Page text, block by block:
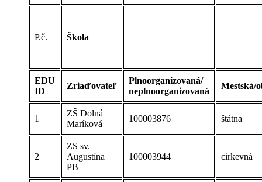
P.č. Škola
EDU
ID
Zriaďovateľ
Plnoorganizovaná/
neplnoorganizovaná
Mestská/
1
ZŠ Dolná
Maríková
100003876 štátna
2
ZS sv.
Augustína
PB
100003944 cirkevná